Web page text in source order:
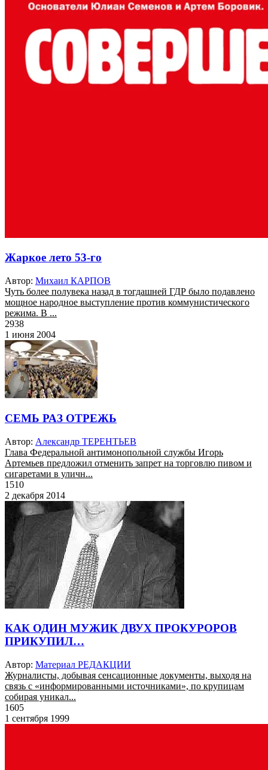
Жаркое лето 53-го
Автор: Михаил КАРПОВ
Чуть более полувека назад в тогдашней ГДР было подавлено
мощное народное выступление против коммунистического
режима. В ...
2938
1 июня 2004
СЕМЬ РАЗ ОТРЕЖЬ
Автор: Александр ТЕРЕНТЬЕВ
Глава Федеральной антимонопольной службы Игорь
Артемьев предложил отменить запрет на торговлю пивом и
сигаретами в уличн...
1510
2 декабря 2014
КАК ОДИН МУЖИК ДВУХ ПРОКУРОРОВ
ПРИКУПИЛ…
Автор: Материал РЕДАКЦИИ
Журналисты, добывая сенсационные документы, выходя на
связь с «информированными источниками», по крупицам
собирая уникал...
1605
1 сентября 1999